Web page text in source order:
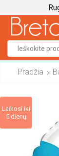
Pradžia
Laikosi iki
5 dienų